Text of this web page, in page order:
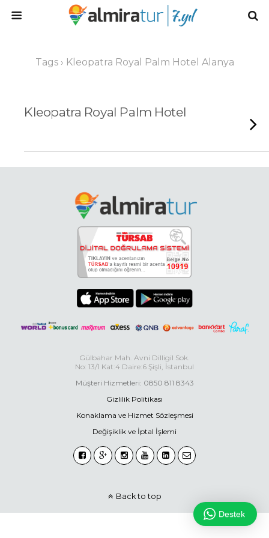
Tags › Kleopatra Royal Palm Hotel Alanya
Kleopatra Royal Palm Hotel
Gülbahar Mah. Avni Dilligil Sok.
No: 13/1 Kat:4 Daire:6 Şişli, İstanbul
Müşteri Hizmetleri: 0850 811 8343
Gizlilik Politikası
Konaklama ve Hizmet Sözleşmesi
Değişiklik ve İptal İşlemi
Back to top
Destek